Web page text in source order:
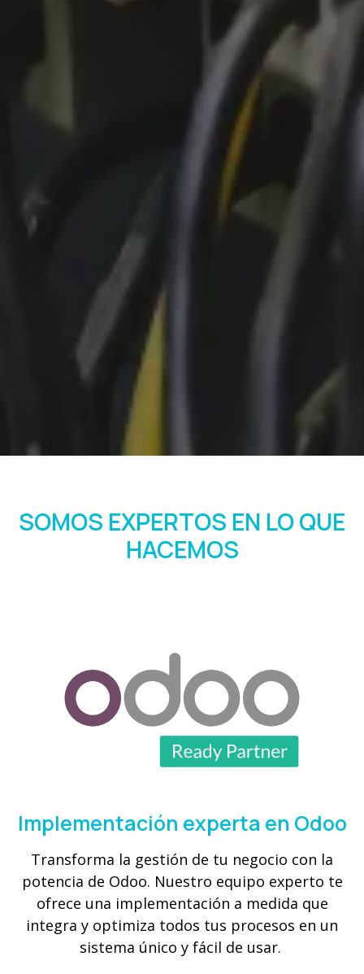
SOMOS EXPERTOS EN LO QUE
HACEMOS
Implementación experta en Odoo
Transforma la gestión de tu negocio con la
potencia de Odoo. Nuestro equipo experto te
ofrece una implementación a medida que
integra y optimiza todos tus procesos en un
sistema único y fácil de usar.